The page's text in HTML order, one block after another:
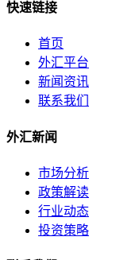
快速链接
首页
外汇平台
新闻资讯
联系我们
外汇新闻
市场分析
政策解读
行业动态
投资策略